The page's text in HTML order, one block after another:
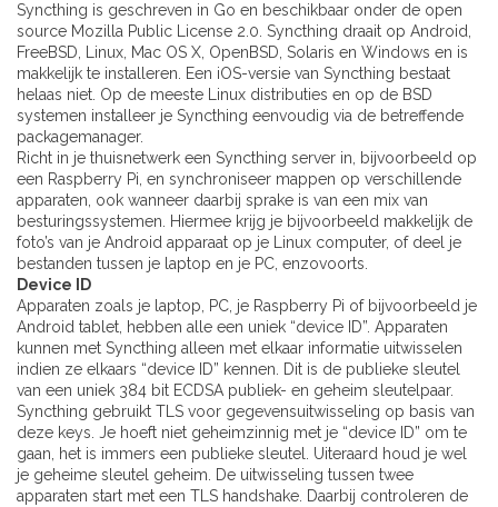
Syncthing is geschreven in Go en beschikbaar onder de open
source Mozilla Public License 2.0. Syncthing draait op Android,
FreeBSD, Linux, Mac OS X, OpenBSD, Solaris en Windows en is
makkelijk te installeren. Een iOS-versie van Syncthing bestaat
helaas niet. Op de meeste Linux distributies en op de BSD
systemen installeer je Syncthing eenvoudig via de betreffende
packagemanager.
Richt in je thuisnetwerk een Syncthing server in, bijvoorbeeld op
een Raspberry Pi, en synchroniseer mappen op verschillende
apparaten, ook wanneer daarbij sprake is van een mix van
besturingssystemen. Hiermee krijg je bijvoorbeeld makkelijk de
foto’s van je Android apparaat op je Linux computer, of deel je
bestanden tussen je laptop en je PC, enzovoorts.
Device ID
Apparaten zoals je laptop, PC, je Raspberry Pi of bijvoorbeeld je
Android tablet, hebben alle een uniek “device ID”. Apparaten
kunnen met Syncthing alleen met elkaar informatie uitwisselen
indien ze elkaars “device ID” kennen. Dit is de publieke sleutel
van een uniek 384 bit ECDSA publiek- en geheim sleutelpaar.
Syncthing gebruikt TLS voor gegevensuitwisseling op basis van
deze keys. Je hoeft niet geheimzinnig met je “device ID” om te
gaan, het is immers een publieke sleutel. Uiteraard houd je wel
je geheime sleutel geheim. De uitwisseling tussen twee
apparaten start met een TLS handshake. Daarbij controleren de